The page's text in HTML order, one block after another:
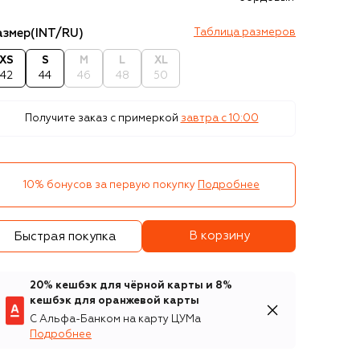
(INT/RU) Таблица размеров
XS
42
S
44
M
46
L
48
XL
50
Получите заказ с примеркой завтра c 10:00
10% бонусов за первую покупку Подробнее
Быстрая покупка В корзину
20% кешбэк для чёрной карты и 8%
кешбэк для оранжевой карты
С Альфа-Банком на карту ЦУМа
Подробнее